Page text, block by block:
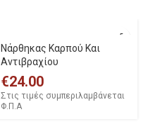
Νάρθηκας Καρπού Και
Αντιβραχίου
€24.00
Στις τιμές συμπεριλαμβάνεται
Φ.Π.Α